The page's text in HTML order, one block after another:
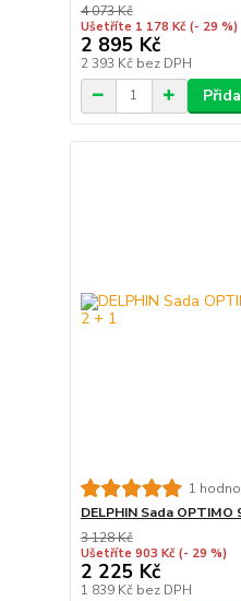
4 073 Kč
Ušetříte 1 178 Kč (- 29 %)
2 895 Kč
2 393 Kč bez DPH
1
DELPHIN Sada OPTIMO
3 128 Kč
Ušetříte 903 Kč (- 29 %)
2 225 Kč
1 839 Kč bez DPH